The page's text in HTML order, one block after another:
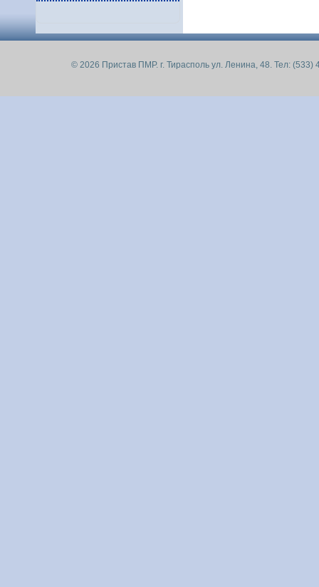
© 2026 Пристав ПМР. г. Тирасполь ул. Ленина, 48. Тел: (533)